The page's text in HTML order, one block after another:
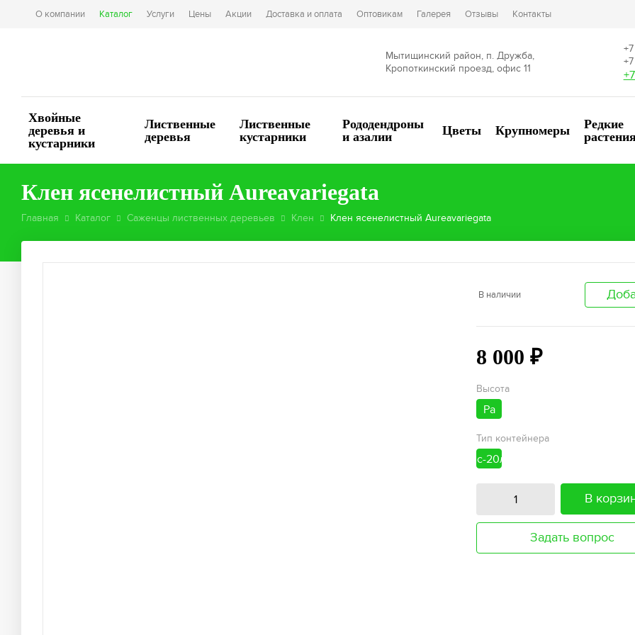
О компании Каталог Услуги Цены Акции Доставка и оплата Оптовикам Галерея Отзывы Контакты
Мытищинский район, п. Дружба,
Кропоткинский проезд, офис 11
Хвойные
деревья и
кустарники
Лиственные
деревья
Лиственные
кустарники
Рододендроны
и азалии
Цветы Крупномеры
Редкие
Клен ясенелистный Aureavariegata
Главная Каталог Саженцы лиственных деревьев Клен Клен ясенелистный Aureavariegata
В наличии
8 000 ₽
Высота
Pa
2.0м
Тип контейнера
с-20литров
В
Задать вопрос